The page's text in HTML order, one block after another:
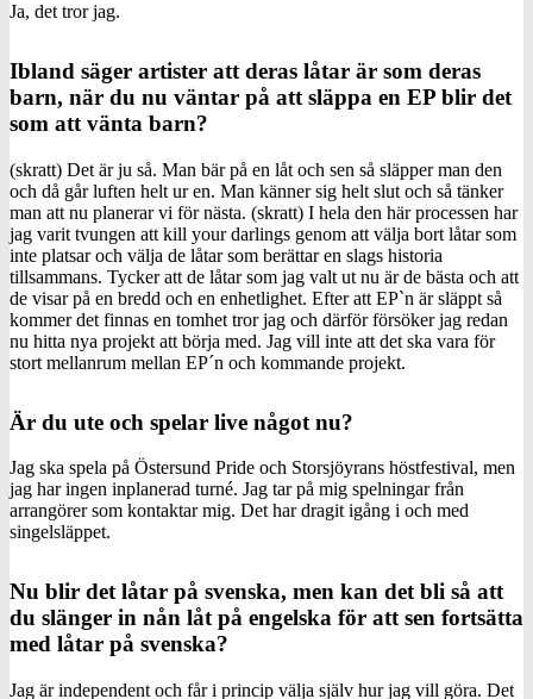
Ja, det tror jag.
Ibland säger artister att deras låtar är som deras
barn, när du nu väntar på att släppa en EP blir det
som att vänta barn?
(skratt) Det är ju så. Man bär på en låt och sen så släpper man den
och då går luften helt ur en. Man känner sig helt slut och så tänker
man att nu planerar vi för nästa. (skratt) I hela den här processen har
jag varit tvungen att kill your darlings genom att välja bort låtar som
inte platsar och välja de låtar som berättar en slags historia
tillsammans. Tycker att de låtar som jag valt ut nu är de bästa och att
de visar på en bredd och en enhetlighet. Efter att EP`n är släppt så
kommer det finnas en tomhet tror jag och därför försöker jag redan
nu hitta nya projekt att börja med. Jag vill inte att det ska vara för
stort mellanrum mellan EP´n och kommande projekt.
Är du ute och spelar live något nu?
Jag ska spela på Östersund Pride och Storsjöyrans höstfestival, men
jag har ingen inplanerad turné. Jag tar på mig spelningar från
arrangörer som kontaktar mig. Det har dragit igång i och med
singelsläppet.
Nu blir det låtar på svenska, men kan det bli så att
du slänger in nån låt på engelska för att sen fortsätta
med låtar på svenska?
Jag är independent och får i princip välja själv hur jag vill göra. Det